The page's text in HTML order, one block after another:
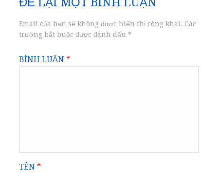
viết
Email của bạn sẽ không được hiển thị công khai. Các
trường bắt buộc được đánh dấu *
BÌNH LUẬN *
TÊN *